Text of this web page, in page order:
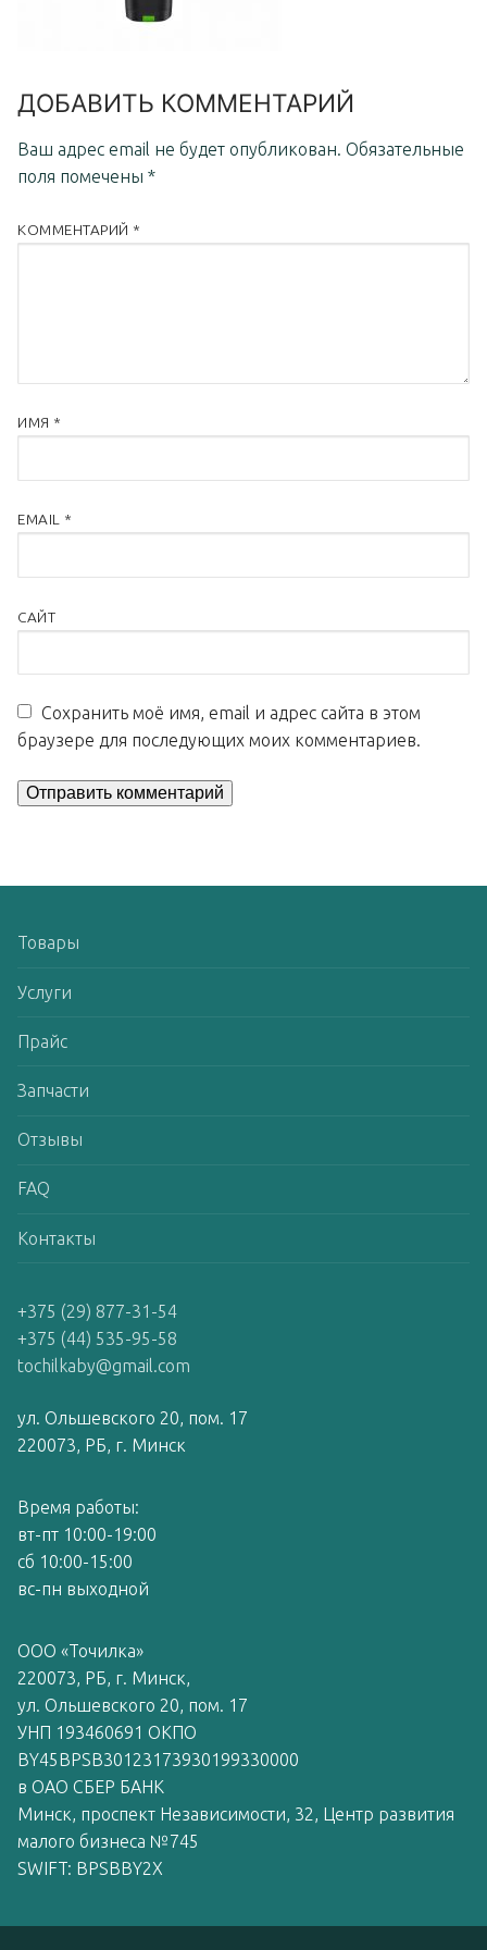
ДОБАВИТЬ КОММЕНТАРИЙ
Ваш адрес email не будет опубликован. Обязательные
поля помечены *
КОММЕНТАРИЙ *
ИМЯ *
EMAIL *
САЙТ
Сохранить моё имя, email и адрес сайта в этом
браузере для последующих моих комментариев.
Товары
Услуги
Прайс
Запчасти
Отзывы
FAQ
Контакты
+375 (29) 877-31-54
+375 (44) 535-95-58
tochilkaby@gmail.com
ул. Ольшевского 20, пом. 17
220073, РБ, г. Минск
Время работы:
вт-пт 10:00-19:00
сб 10:00-15:00
вс-пн выходной
ООО «Точилка»
220073, РБ, г. Минск,
ул. Ольшевского 20, пом. 17
УНП 193460691 ОКПО
BY45BPSB30123173930199330000
в ОАО СБЕР БАНК
Минск, проспект Независимости, 32, Центр развития
малого бизнеса №745
SWIFT: BPSBBY2X